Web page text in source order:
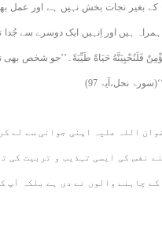
بغیر نجات بخش نہیں ہے اور عمل
ہیں اور اِنہیں ایک دوسرے سے
فَلَنُحْيِيَنَّهُ حَيَاةً طَيِّبَةً۔’’جو شخص
نحل،آیۃ 97)
اللہ علیہ اپنی جوانی سے لے
نفس کی ایسی تہذیب و تربیت کی
چاہنے والوں نے دی ہے بلکہ آپ